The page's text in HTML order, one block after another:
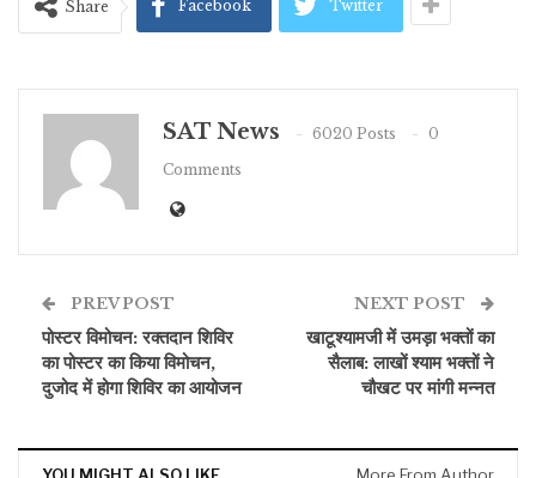
Share Facebook Twitter
SAT News 6020 Posts
0
Comments
PREV POST
पोस्टर विमोचन: रक्तदान शिविर
का पोस्टर का किया विमोचन,
दुजोद में होगा शिविर का आयोजन
NEXT POST
खाटूश्यामजी में उमड़ा भक्तों का
सैलाब: लाखों श्याम भक्तों ने
चौखट पर मांगी मन्नत